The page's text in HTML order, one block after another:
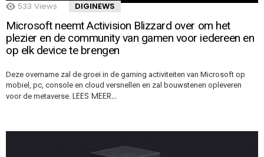
533 Views DIGINEWS
Microsoft neemt Activision Blizzard over om het
plezier en de community van gamen voor iedereen en
op elk device te brengen
Deze overname zal de groei in de gaming activiteiten van Microsoft op
mobiel, pc, console en cloud versnellen en zal bouwstenen opleveren
voor de metaverse. LEES MEER…